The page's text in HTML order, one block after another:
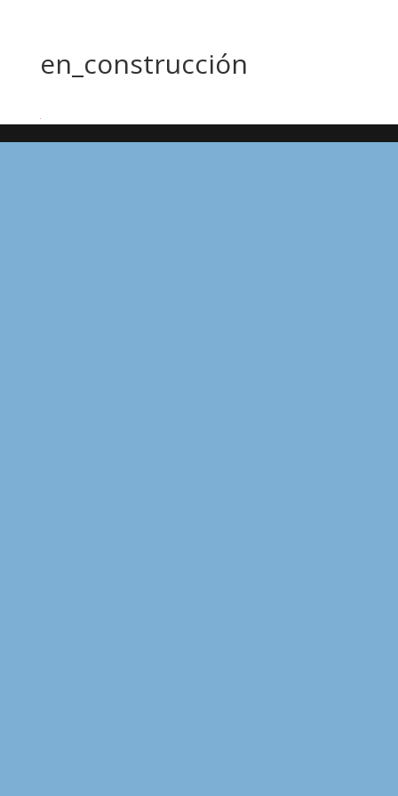
en_construcción